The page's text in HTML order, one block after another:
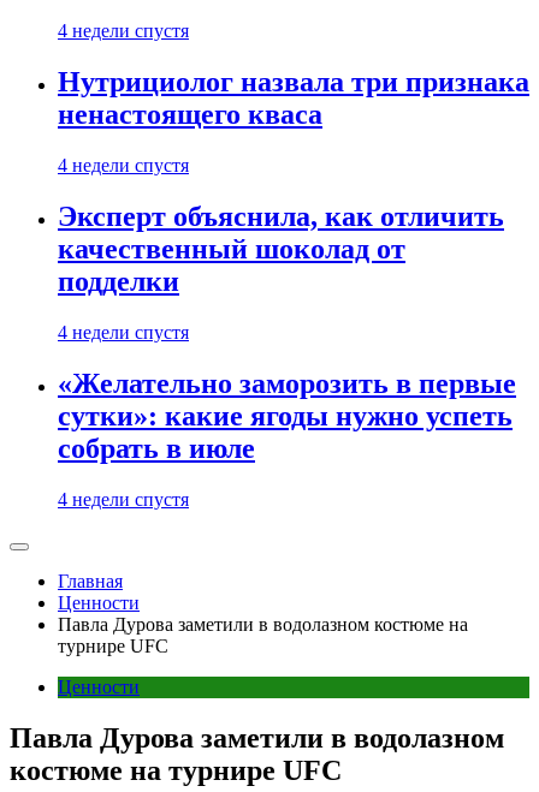
4 недели спустя
Нутрициолог назвала три признака
ненастоящего кваса
4 недели спустя
Эксперт объяснила, как отличить
качественный шоколад от
подделки
4 недели спустя
«Желательно заморозить в первые
сутки»: какие ягоды нужно успеть
собрать в июле
4 недели спустя
Главная
Ценности
Павла Дурова заметили в водолазном костюме на
турнире UFC
Ценности
Павла Дурова заметили в водолазном
костюме на турнире UFC